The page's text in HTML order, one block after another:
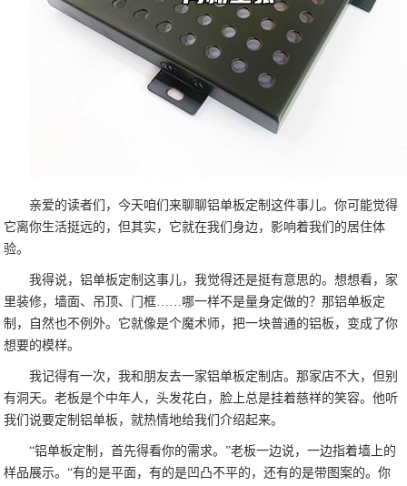
亲爱的读者们，今天咱们来聊聊铝单板定制这件事儿。你可能觉得
它离你生活挺远的，但其实，它就在我们身边，影响着我们的居住体
验。
我得说，铝单板定制这事儿，我觉得还是挺有意思的。想想看，家
里装修，墙面、吊顶、门框……哪一样不是量身定做的？那铝单板定
制，自然也不例外。它就像是个魔术师，把一块普通的铝板，变成了你
想要的模样。
我记得有一次，我和朋友去一家铝单板定制店。那家店不大，但别
有洞天。老板是个中年人，头发花白，脸上总是挂着慈祥的笑容。他听
我们说要定制铝单板，就热情地给我们介绍起来。
“铝单板定制，首先得看你的需求。”老板一边说，一边指着墙上的
样品展示。“有的是平面，有的是凹凸不平的，还有的是带图案的。你